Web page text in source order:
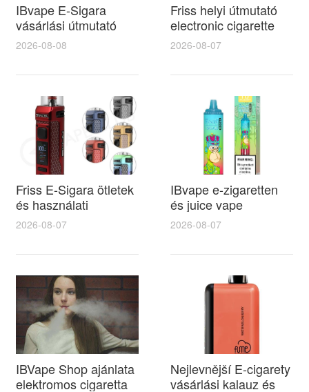
IBvape E-Sigara
vásárlási útmutató
teszt és
smok nord kit
választásért
2026-08-08
Friss helyi útmutató
electronic cigarette
vásárlóknak és
választék áttekintése
2026-08-07
Friss E-Sigara ötletek
és használati
tanácsok az
elektromos cigaretta
gnathhunt kft
felfedezéséhez
2026-08-07
IBvape e-zigaretten
és juice vape
összehasonlító teszt
az ízélmény,
teljesítmény és ár-
szempontjából
2026-08-07
IBVape Shop ajánlata
elektromos cigaretta
Nejlevnější E-cigarety
vásárlási kalauz és